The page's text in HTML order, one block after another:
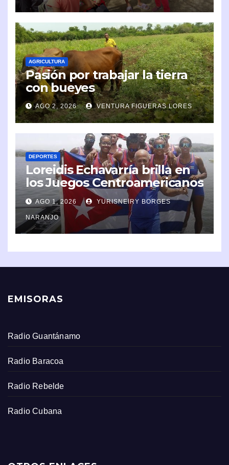
AGRICULTURA
Pasión por trabajar la tierra
con bueyes
AGO 2, 2026 VENTURA FIGUERAS LORES
DEPORTES
Loreidis Echavarría brilla en
los Juegos Centroamericanos
y del Caribe 2026
AGO 1, 2026 YURISNEIRY BORGES
NARANJO
EMISORAS
Radio Guantánamo
Radio Baracoa
Radio Rebelde
Radio Cubana